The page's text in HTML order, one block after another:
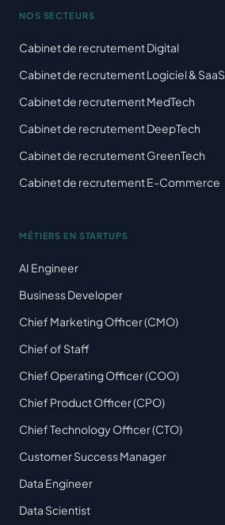
NOS SECTEURS
Cabinet de recrutement Digital
Cabinet de recrutement Logiciel & SaaS
Cabinet de recrutement MedTech
Cabinet de recrutement DeepTech
Cabinet de recrutement GreenTech
Cabinet de recrutement E-Commerce
MÉTIERS EN STARTUPS
AI Engineer
Business Developer
Chief Marketing Officer (CMO)
Chief of Staff
Chief Operating Officer (COO)
Chief Product Officer (CPO)
Chief Technology Officer (CTO)
Customer Success Manager
Data Engineer
Data Scientist